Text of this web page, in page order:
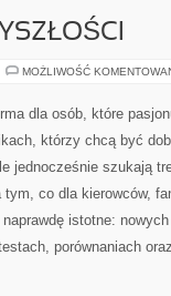
MOŻLIWOŚĆ
dla osób, które
którzy chcą być
jednocześnie szukają
co dla kierowców,
istotne:
porównaniach